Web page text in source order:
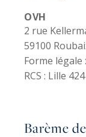
OVH
2 rue
59100
Forme légale :
RCS : Lille
Barème